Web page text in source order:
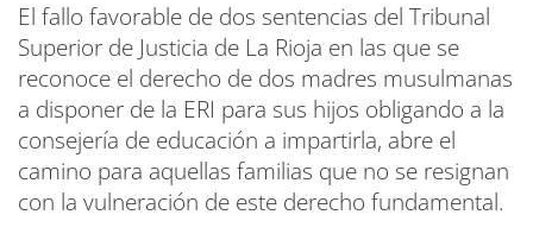
El fallo favorable de dos sentencias del Tribunal
Superior de Justicia de La Rioja en las que se
reconoce el derecho de dos madres musulmanas
a disponer de la ERI para sus hijos obligando a la
consejería de educación a impartirla, abre el
camino para aquellas familias que no se resignan
con la vulneración de este derecho fundamental.